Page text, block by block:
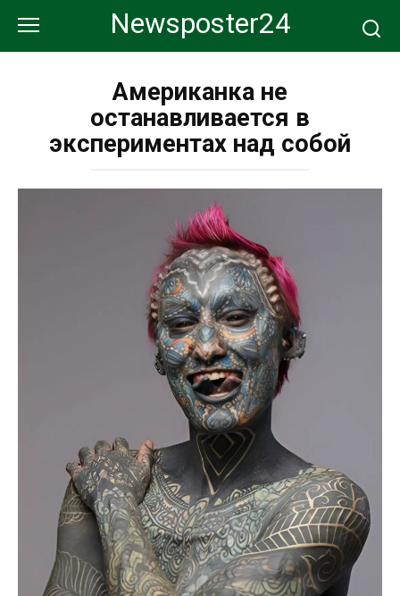
контенту
Newsposter24
Американка не
останавливается в
экспериментах над собой